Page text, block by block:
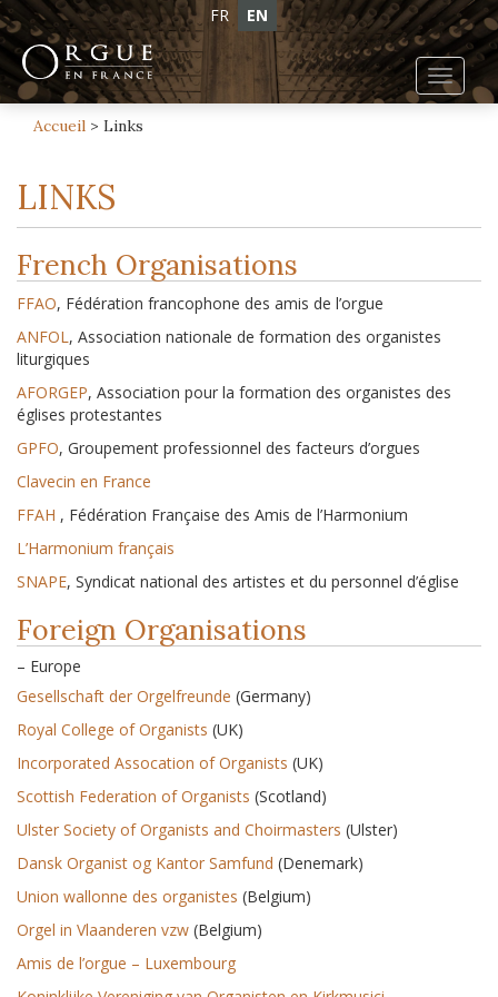
FR EN
Accueil > Links
LINKS
French Organisations
FFAO, Fédération francophone des amis de l’orgue
ANFOL, Association nationale de formation des organistes
liturgiques
AFORGEP, Association pour la formation des organistes des
églises protestantes
GPFO, Groupement professionnel des facteurs d’orgues
Clavecin en France
FFAH , Fédération Française des Amis de l’Harmonium
L’Harmonium français
SNAPE, Syndicat national des artistes et du personnel d’église
Foreign Organisations
– Europe
Gesellschaft der Orgelfreunde (Germany)
Royal College of Organists (UK)
Incorporated Assocation of Organists (UK)
Scottish Federation of Organists (Scotland)
Ulster Society of Organists and Choirmasters (Ulster)
Dansk Organist og Kantor Samfund (Denemark)
Union wallonne des organistes (Belgium)
Orgel in Vlaanderen vzw (Belgium)
Amis de l’orgue – Luxembourg